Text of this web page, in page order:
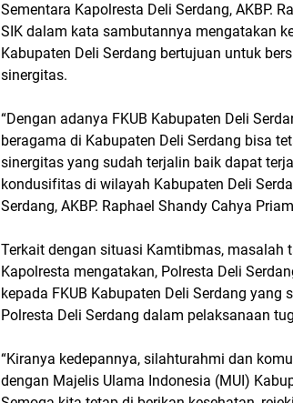
Sementara Kapolresta Deli Serdang, AKBP.
SIK dalam kata sambutannya mengatakan
Kabupaten Deli Serdang bertujuan untuk
sinergitas.
“Dengan adanya FKUB Kabupaten Deli
beragama di Kabupaten Deli Serdang bisa
sinergitas yang sudah terjalin baik dapat
kondusifitas di wilayah Kabupaten Deli
Serdang, AKBP. Raphael Shandy Cahya
Terkait dengan situasi Kamtibmas, masalah
Kapolresta mengatakan, Polresta Deli
kepada FKUB Kabupaten Deli Serdang
Polresta Deli Serdang dalam pelaksanaan
“Kiranya kedepannya, silahturahmi dan
dengan Majelis Ulama Indonesia (MUI)